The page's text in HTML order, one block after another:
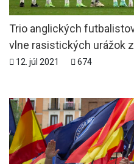
Trio anglických
vlne rasistických urážok
12. júl 2021 674